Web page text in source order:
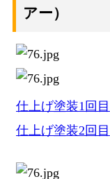
アー）
仕上げ塗装1回目
仕上げ塗装2回目